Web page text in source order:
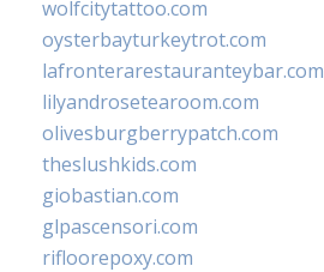
wolfcitytattoo.com
oysterbayturkeytrot.com
lafronterarestauranteybar.com
lilyandrosetearoom.com
olivesburgberrypatch.com
theslushkids.com
giobastian.com
glpascensori.com
rifloorepoxy.com